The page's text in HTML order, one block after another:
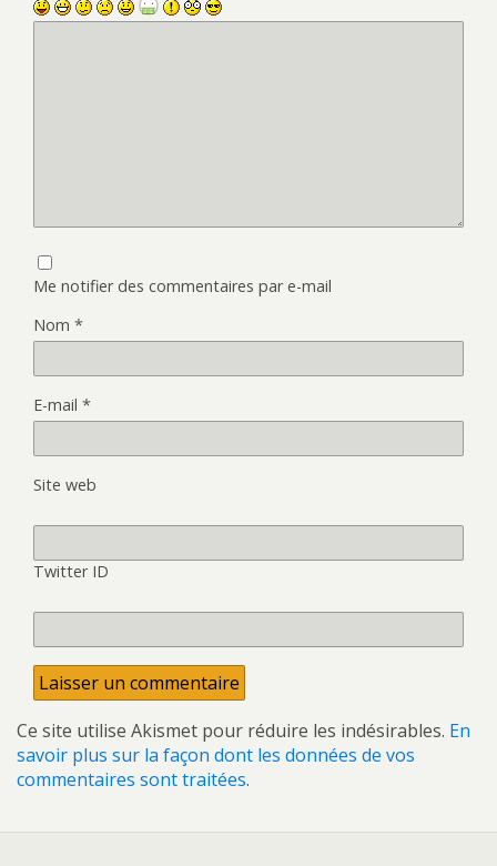
Me notifier des commentaires par e-mail
Nom *
E-mail *
Site web
Twitter ID
Ce site utilise Akismet pour réduire les indésirables. En
savoir plus sur la façon dont les données de vos
commentaires sont traitées.